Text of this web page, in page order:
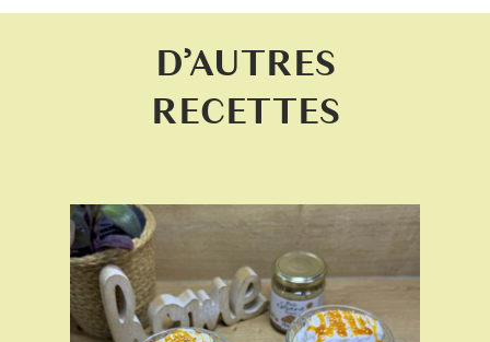
D’AUTRES
RECETTES